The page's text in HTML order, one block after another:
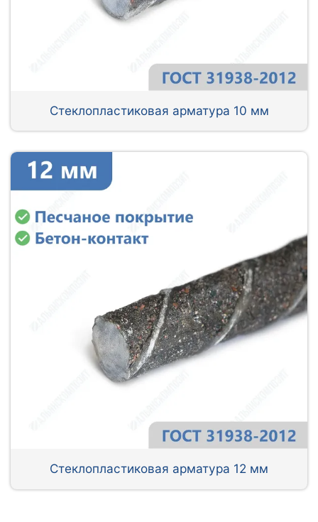
Стеклопластиковая арматура 10 мм
Стеклопластиковая арматура 12 мм